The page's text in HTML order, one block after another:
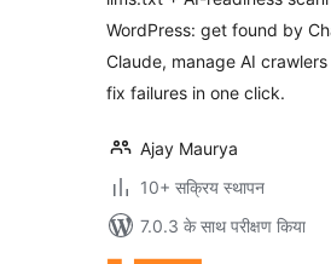
WordPress: get found by
Claude, manage AI
fix failures in one click.
Ajay Maurya
10+ सक्रिय स्थापन
7.0.3 के साथ परीक्षण किया